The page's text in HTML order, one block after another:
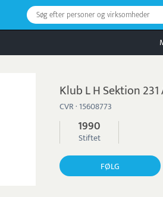
Søg efter personer og virksomheder
Klub L H Sektion
CVR · 15608773
1990
Stiftet
FØLG